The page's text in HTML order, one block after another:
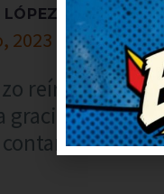
2023 at 11:19
reír a
gracia. Me ha
en